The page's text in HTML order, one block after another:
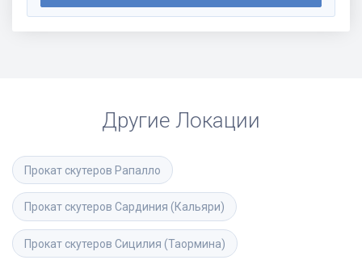
Другие Локации
Прокат скутеров Рапалло
Прокат скутеров Сардиния (Кальяри)
Прокат скутеров Сицилия (Таормина)